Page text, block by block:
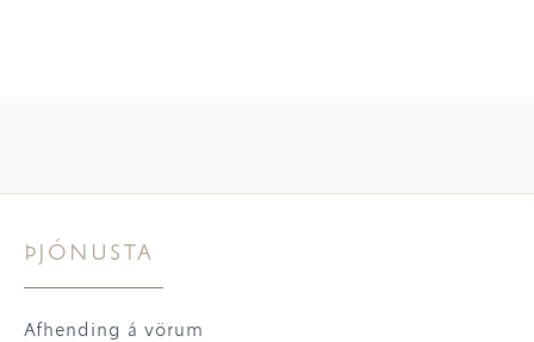
ÞJÓNUSTA
Afhending á vörum